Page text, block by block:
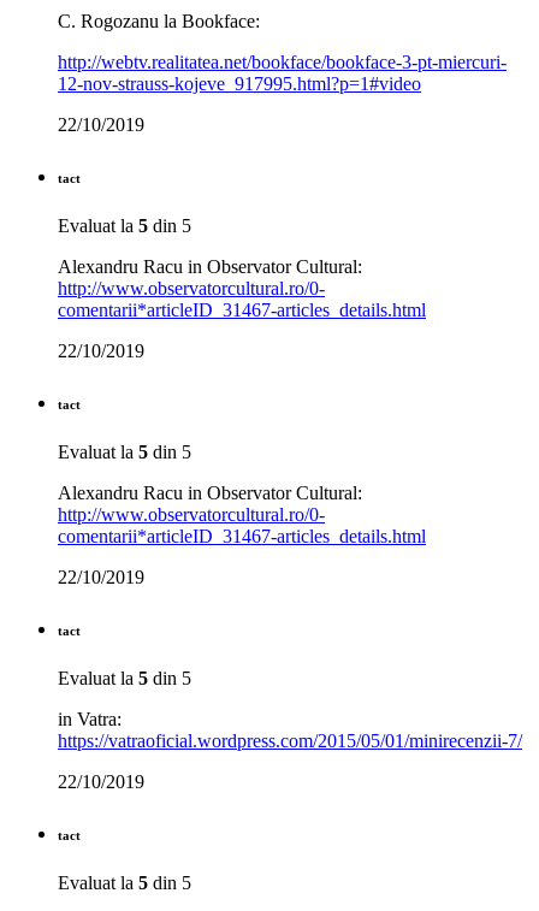
C. Rogozanu la Bookface:
http://webtv.realitatea.net/bookface/bookface-3-pt-miercuri-
12-nov-strauss-kojeve_917995.html?p=1#video
22/10/2019
tact
Evaluat la 5 din 5
Alexandru Racu in Observator Cultural:
http://www.observatorcultural.ro/0-
comentarii*articleID_31467-articles_details.html
22/10/2019
tact
Evaluat la 5 din 5
Alexandru Racu in Observator Cultural:
http://www.observatorcultural.ro/0-
comentarii*articleID_31467-articles_details.html
22/10/2019
tact
Evaluat la 5 din 5
in Vatra:
https://vatraoficial.wordpress.com/2015/05/01/minirecenzii-7/
22/10/2019
tact
Evaluat la 5 din 5